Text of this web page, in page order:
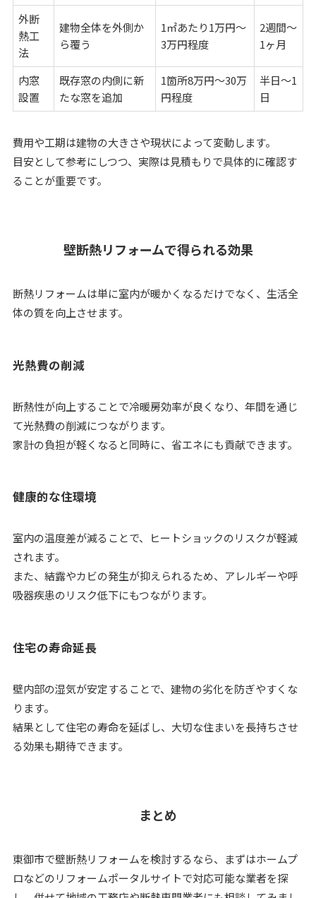
外断
熱工
法
建物全体を外側か
ら覆う
1㎡あたり1万円〜
3万円程度
2週間〜
1ヶ月
内窓
設置
既存窓の内側に新
たな窓を追加
1箇所8万円〜30万
円程度
半日〜1
日
費用や工期は建物の大きさや現状によって変動します。
目安として参考にしつつ、実際は見積もりで具体的に確認す
ることが重要です。
壁断熱リフォームで得られる効果
断熱リフォームは単に室内が暖かくなるだけでなく、生活全
体の質を向上させます。
光熱費の削減
断熱性が向上することで冷暖房効率が良くなり、年間を通じ
て光熱費の削減につながります。
家計の負担が軽くなると同時に、省エネにも貢献できます。
健康的な住環境
室内の温度差が減ることで、ヒートショックのリスクが軽減
されます。
また、結露やカビの発生が抑えられるため、アレルギーや呼
吸器疾患のリスク低下にもつながります。
住宅の寿命延長
壁内部の湿気が安定することで、建物の劣化を防ぎやすくな
ります。
結果として住宅の寿命を延ばし、大切な住まいを長持ちさせ
る効果も期待できます。
まとめ
東御市で壁断熱リフォームを検討するなら、まずはホームプ
ロなどのリフォームポータルサイトで対応可能な業者を探